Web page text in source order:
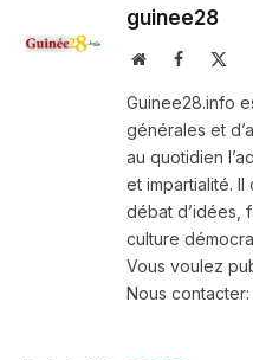
guinee28
WebsiteFacebook
Guinee28.info
générales et
au quotidien
et impartialité.
débat d’idées,
culture
Vous voulez
Nous